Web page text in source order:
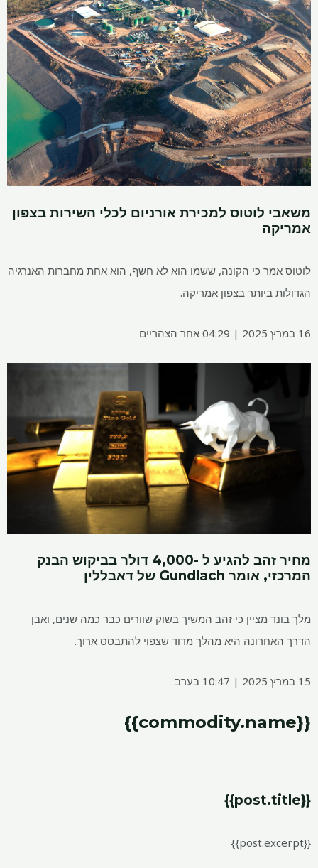
משאבי לוטוס למכירת אורניום לכלי השירות בצפון
אמריקה
לוטוס אמר כי הקונה, ששמו הוא לא חשף, הוא אחת מחברות האנרגיה
הגדולות ביותר בצפון אמריקה.
16 במרץ 2025 | 04:29 אחר הצהריים
מחיר זהב להגיע ל -4,000 דולר בביקוש הבנק
המרכזי, אומר Gundlach של דאבללין
מלך בונד מציין כי זהב המשיך בשוק שוורים כבר כמה שנים, ואבן
הדרך האחרונה היא מהלך מדוד שצפוי להתבסס ארוך.
15 במרץ 2025 | 10:47 בערב
{{commodity.name}}
{{post.title}}
{{post.excerpt}}